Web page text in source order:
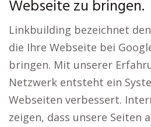
Webseite zu bringen.
Linkbuilding bezeichnet
die Ihre Webseite bei
bringen. Mit unserer
Netzwerk entsteht ein
Webseiten verbessert.
zeigen, dass unsere Seiten